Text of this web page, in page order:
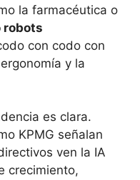
la farmacéutica o
robots
con codo con
y la
es clara.
KPMG señalan
ven la IA
crecimiento,